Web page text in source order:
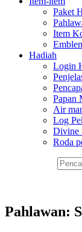
Paket
Item
Hadiah
Login
Papan
Air
Log
Divine
Roda
Pahlawan: